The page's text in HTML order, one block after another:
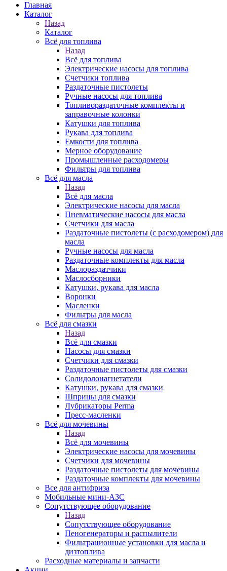
Главная
Каталог
Назад
Каталог
Всё для топлива
Назад
Всё для топлива
Электрические насосы для топлива
Счетчики топлива
Раздаточные пистолеты
Ручные насосы для топлива
Топливораздаточные комплекты и
заправочные колонки
Катушки для топлива
Рукава для топлива
Емкости для топлива
Мерное оборудование
Промышленные расходомеры
Фильтры для топлива
Всё для масла
Назад
Всё для масла
Электрические насосы для масла
Пневматические насосы для масла
Счетчики для масла
Раздаточные пистолеты (с расходомером) для
масла
Ручные насосы для масла
Раздаточные комплекты для масла
Маслораздатчики
Маслосборники
Катушки, рукава для масла
Воронки
Масленки
Фильтры для масла
Всё для смазки
Назад
Всё для смазки
Насосы для смазки
Счетчики для смазки
Раздаточные пистолеты для смазки
Солидолонагнетатели
Катушки, рукава для смазки
Шприцы для смазки
Лубрикаторы Perma
Пресс-масленки
Всё для мочевины
Назад
Всё для мочевины
Электрические насосы для мочевины
Счетчики для мочевины
Раздаточные пистолеты для мочевины
Раздаточные комплекты для мочевины
Все для антифриза
Мобильные мини-АЗС
Сопутствующее оборудование
Назад
Сопутствующее оборудование
Пеногенераторы и распылители
Фильтрационные установки для масла и
дизтоплива
Расходные материалы и запчасти